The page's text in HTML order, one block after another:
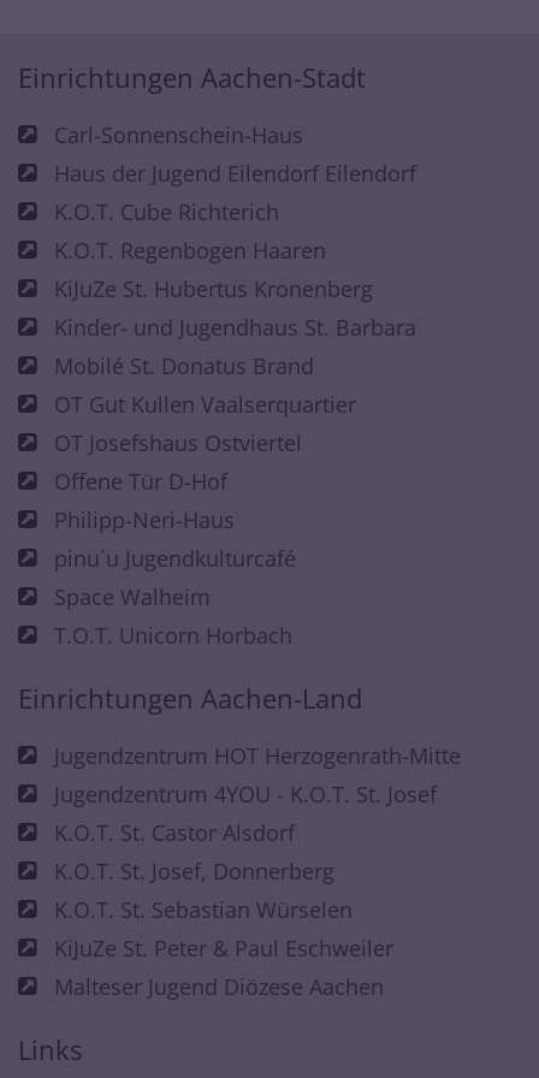
Einrichtungen Aachen-Stadt
Carl-Sonnenschein-Haus
Haus der Jugend Eilendorf Eilendorf
K.O.T. Cube Richterich
K.O.T. Regenbogen Haaren
KiJuZe St. Hubertus Kronenberg
Kinder- und Jugendhaus St. Barbara
Mobilé St. Donatus Brand
OT Gut Kullen Vaalserquartier
OT Josefshaus Ostviertel
Offene Tür D-Hof
Philipp-Neri-Haus
pinu´u Jugendkulturcafé
Space Walheim
T.O.T. Unicorn Horbach
Einrichtungen Aachen-Land
Jugendzentrum HOT Herzogenrath-Mitte
Jugendzentrum 4YOU - K.O.T. St. Josef
K.O.T. St. Castor Alsdorf
K.O.T. St. Josef, Donnerberg
K.O.T. St. Sebastian Würselen
KiJuZe St. Peter & Paul Eschweiler
Malteser Jugend Diözese Aachen
Links